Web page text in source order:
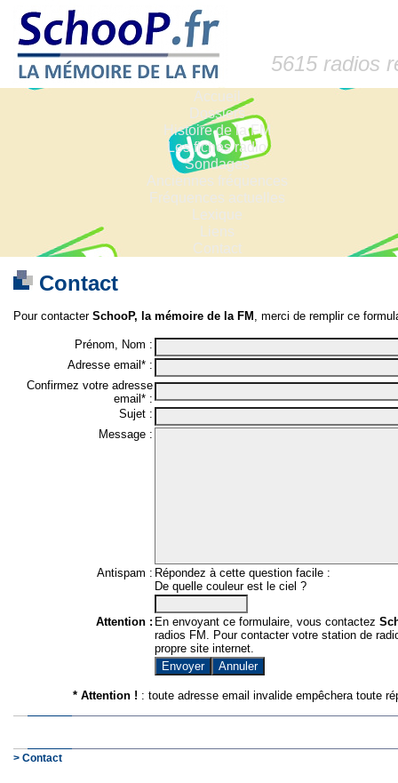
5615 radios
Accueil
Dossiers
Histoire de la FM
Les fiches radio
Sondages
Anciennes fréquences
Fréquences actuelles
Lexique
Liens
Contact
Contact
Pour contacter SchooP, la mémoire de la FM , merci de remplir ce
Prénom, Nom :
Adresse email* :
Confirmez votre adresse
email* :
Sujet :
Message :
Antispam : Répondez à cette question facile :
De quelle couleur est le ciel ?
Attention : En envoyant ce formulaire, vous contactez
radios FM. Pour contacter votre station de
propre site internet.
* Attention ! : toute adresse email invalide empêchera toute
> Contact